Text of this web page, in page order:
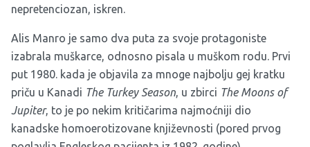
nepretenciozan, iskren.
Alis Manro je samo dva puta za svoje protagoniste
izabrala muškarce, odnosno pisala u muškom rodu. Prvi
put 1980. kada je objavila za mnoge najbolju gej kratku
priču u Kanadi The Turkey Season, u zbirci The Moons of
Jupiter, to je po nekim kritičarima najmoćniji dio
kanadske homoerotizovane književnosti (pored prvog